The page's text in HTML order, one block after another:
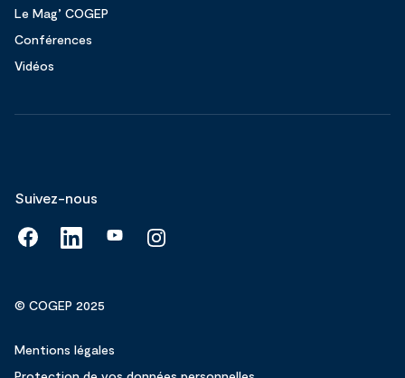
Le Mag’ COGEP
Conférences
Vidéos
Suivez-nous
© COGEP 2025
Mentions légales